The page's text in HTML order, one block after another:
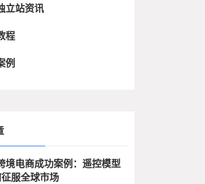
立站资讯
程
例
境电商成功案例：遥控模型
服全球市场